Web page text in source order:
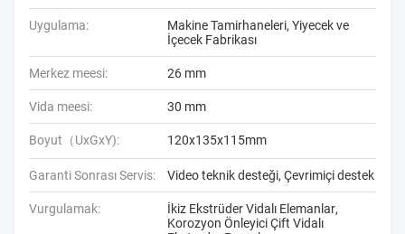
Uygulama:
Makine Tamirhaneleri, Yiyecek ve
İçecek Fabrikası
Merkez meesi: 26 mm
Vida meesi: 30 mm
Boyut（UxGxY): 120x135x115mm
Garanti Sonrası Servis: Video teknik desteği, Çevrimiçi destek
Vurgulamak: İkiz Ekstrüder Vidalı Elemanlar,
Korozyon Önleyici Çift Vidalı